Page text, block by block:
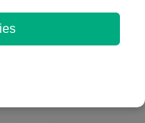
puede